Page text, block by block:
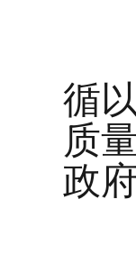
全
循
质
政